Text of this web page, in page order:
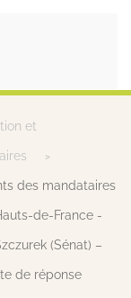
et
des mandataires
de-France -
(Sénat) –
de réponse